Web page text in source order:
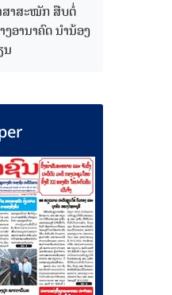
າສະໝັກ ສືບຕໍ່
ອານາຄົດ ນໍານ້ອງ
ນ